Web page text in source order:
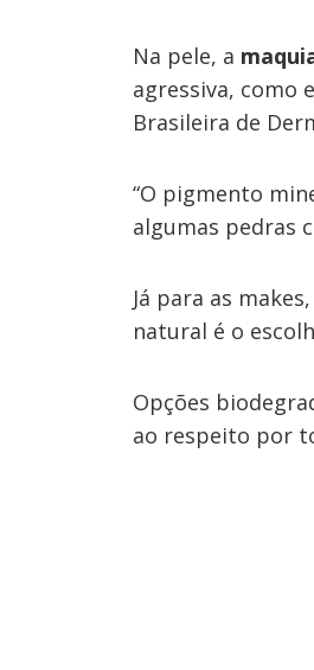
Na pele, a
agressiva, como
Brasileira de
“O pigmento
algumas pedras
Já para as
natural é o
Opções
ao respeito por